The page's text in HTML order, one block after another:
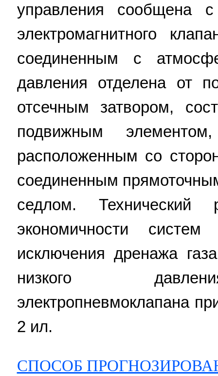
управления сообщена
электромагнитного
соединенным с
давления отделена от
отсечным затвором,
подвижным
расположенным со
соединенным
седлом. Технический
экономичности
исключения дренажа
низкого
электропневмоклапана
2 ил.
СПОСОБ